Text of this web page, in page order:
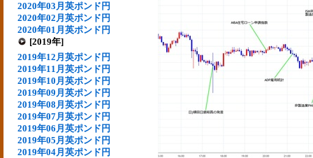
2020年03月英ポンド円
2020年02月英ポンド円
2020年01月英ポンド円
[2019年]
2019年12月英ポンド円
2019年11月英ポンド円
2019年10月英ポンド円
2019年09月英ポンド円
2019年08月英ポンド円
2019年07月英ポンド円
2019年06月英ポンド円
2019年05月英ポンド円
2019年04月英ポンド円